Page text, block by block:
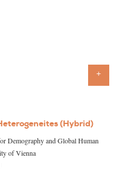
(Hybrid)
Demography and Global Human
of Vienna